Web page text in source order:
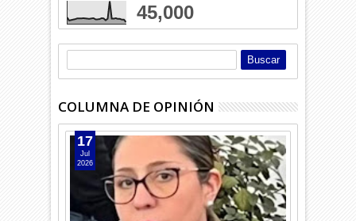
45,000
COLUMNA DE OPINIÓN
17
Jul
2026